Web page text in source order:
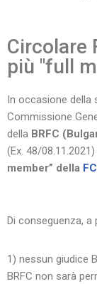
Circolare
più "full
In occasione della
Commissione
della BRFC
(Ex. 48/08.11.2021)
member” della FCI
Di conseguenza, a
1) nessun giudice
BRFC non sarà